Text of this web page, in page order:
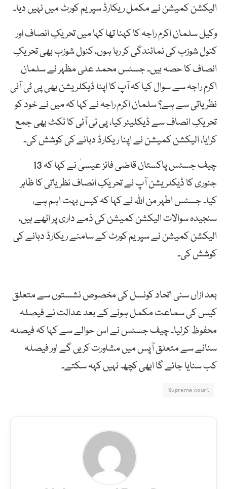
الیکشن کمیشن نے مکمل ریکارڈ سپریم کورٹ میں نہیں دیا۔
وکیل سلمان اکرم راجہ کا کہنا تھا کہا میں تحریکِ انصاف اور
کنول شوزب کی نمائندگی کر رہا ہوں، کنول شوزب بھی تحریکِ
انصاف کا حصہ ہیں۔ جسٹس محمد علی مظہر نے سلمان
اکرم راجہ سے سوال کیا کہ آپ کا اپنا ڈیکلریشن بھی پی ٹی آئی
نظریاتی سے ہے؟ سلمان اکرم راجہ نے کہا کہ میں نے خود کو
تحریکِ انصاف سے ڈیکلیئر کیا، پی ٹی آئی کا ٹکٹ بھی جمع
کرایا، الیکشن کمیشن نے اپنا ریکارڈ دبانے کی کوشش کی۔
چیف جسٹس پاکستان قاضی فائز عیسیٰ نے کہا کہ 13
جنوری کا ڈیکلریشن آپ نے تحریکِ انصاف نظریاتی کا ظاہر
کیا۔ جسٹس اطہر من اللّٰہ نے کہا کہ کیس بہت اہم ہے،
سنجیدہ سوالات الیکشن کمیشن کی ذمے داری پر اٹھے ہیں،
الیکشن کمیشن نے سپریم کورٹ کے سامنے ریکارڈ دبانے کی
کوشش کی۔
بعد ازاں سنی اتحاد کونسل کی مخصوص نشستوں سے متعلق
کیس کی سماعت مکمل ہونے کے بعد عدالت نے فیصلہ
محفوظ کرلیا۔ چیف جسٹس نے اس حوالے سے کہا کہ فیصلہ
سنانے سے متعلق آپس میں مشاورت کریں گے اور فیصلہ
کب سنایا جائے گا ابھی کچھ نہیں کہہ سکتے۔
Supreme court